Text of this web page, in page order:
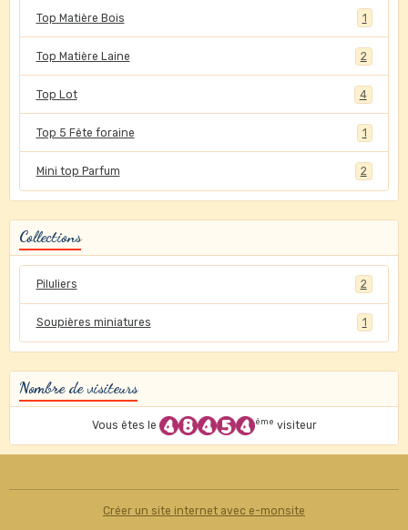
Top Matière Bois 1
Top Matière Laine 2
Top Lot 4
Top 5 Fête foraine 1
Mini top Parfum 2
Collections
Piluliers 2
Soupières miniatures 1
Nombre de visiteurs
Vous êtes le ème visiteur
Créer un site internet avec e-monsite